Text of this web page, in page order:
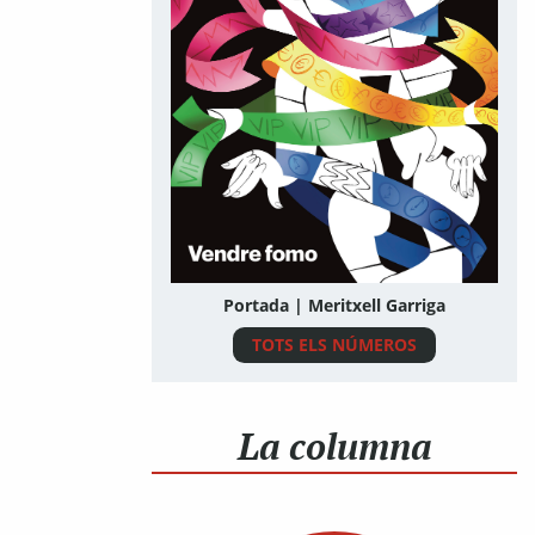
Portada | Meritxell Garriga
TOTS ELS NÚMEROS
La columna